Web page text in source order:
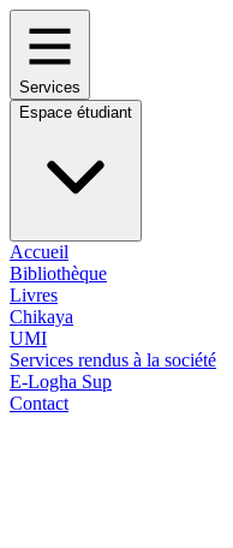
Services
Espace étudiant
Accueil
Bibliothèque
Livres
Chikaya
UMI
Services rendus à la société
E-Logha Sup
Contact